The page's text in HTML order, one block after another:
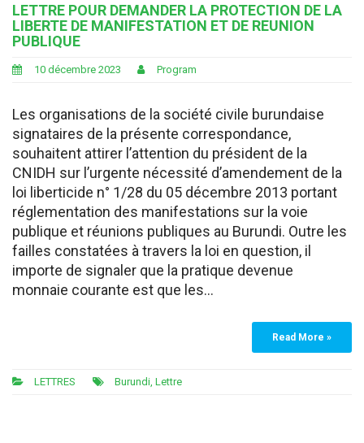
LETTRE POUR DEMANDER LA PROTECTION DE LA
LIBERTE DE MANIFESTATION ET DE REUNION
PUBLIQUE
10 décembre 2023 Program
Les organisations de la société civile burundaise
signataires de la présente correspondance,
souhaitent attirer l’attention du président de la
CNIDH sur l’urgente nécessité d’amendement de la
loi liberticide n° 1/28 du 05 décembre 2013 portant
réglementation des manifestations sur la voie
publique et réunions publiques au Burundi. Outre les
failles constatées à travers la loi en question, il
importe de signaler que la pratique devenue
monnaie courante est que les…
Read More »
LETTRES Burundi Lettre